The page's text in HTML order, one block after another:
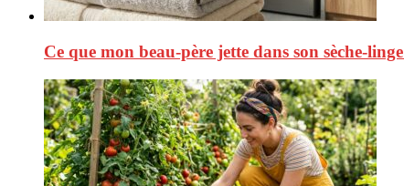
Ce que mon beau-père jette dans son sèche-